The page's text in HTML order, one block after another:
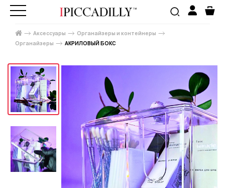
Аксессуары
Органайзеры и контейнеры
Органайзеры
АКРИЛОВЫЙ БОКС